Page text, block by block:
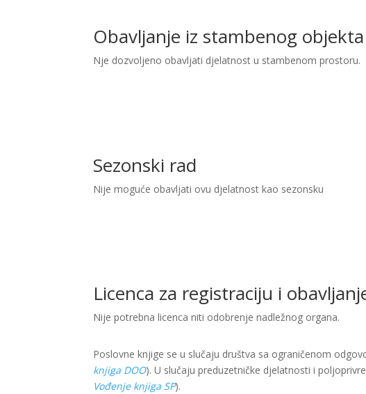
Obavljanje iz stambenog objekta
Nje dozvoljeno obavljati djelatnost u stambenom prostoru.
Sezonski rad
Nije moguće obavljati ovu djelatnost kao sezonsku
Licenca za registraciju i
Nije potrebna licenca niti odobrenje nadležnog organa.
Poslovne knjige se u slučaju društva sa ograničenom
knjiga DOO). U slučaju preduzetničke djelatnosti i
Vođenje knjiga SP).